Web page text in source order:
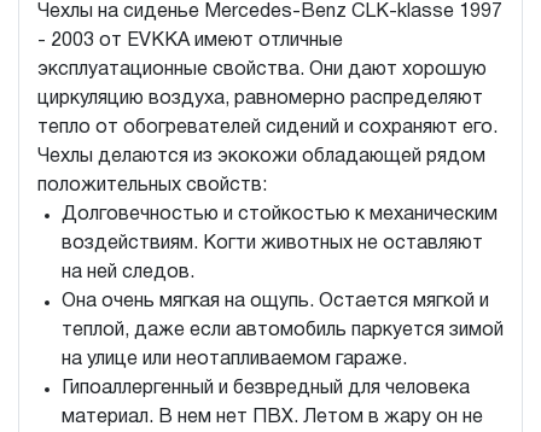
Чехлы на сиденье Mercedes-Benz CLK-klasse 1997
- 2003 от EVKKA имеют отличные
эксплуатационные свойства. Они дают хорошую
циркуляцию воздуха, равномерно распределяют
тепло от обогревателей сидений и сохраняют его.
Чехлы делаются из экокожи обладающей рядом
положительных свойств:
Долговечностью и стойкостью к механическим
воздействиям. Когти животных не оставляют
на ней следов.
Она очень мягкая на ощупь. Остается мягкой и
теплой, даже если автомобиль паркуется зимой
на улице или неотапливаемом гараже.
Гипоаллергенный и безвредный для человека
материал. В нем нет ПВХ. Летом в жару он не